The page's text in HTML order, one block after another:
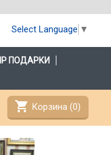
Select Language ▼
ПОДАРКИ
shopping_cart Корзина (0)